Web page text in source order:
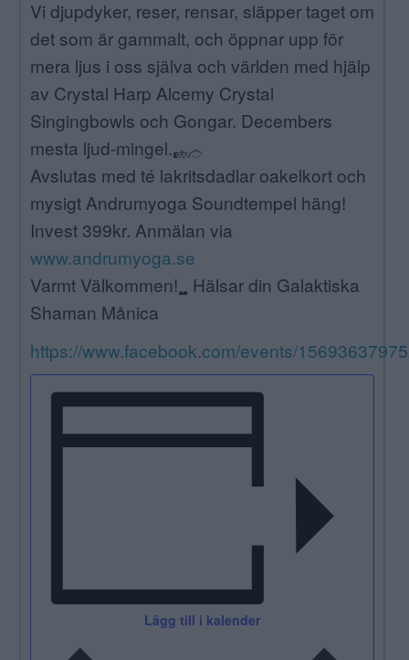
Vi djupdyker, reser, rensar, släpper taget om
det som är gammalt, och öppnar upp för
mera ljus i oss själva och världen med hjälp
av Crystal Harp Alcemy Crystal
Singingbowls och Gongar. Decembers
mesta ljud-mingel.
Avslutas med té lakritsdadlar oakelkort och
mysigt Andrumyoga Soundtempel häng!
Invest 399kr. Anmälan via
www.andrumyoga.se
Varmt Välkommen!
Hälsar din Galaktiska
Shaman Månica
https://www.facebook.com/events/
Lägg till i kalender